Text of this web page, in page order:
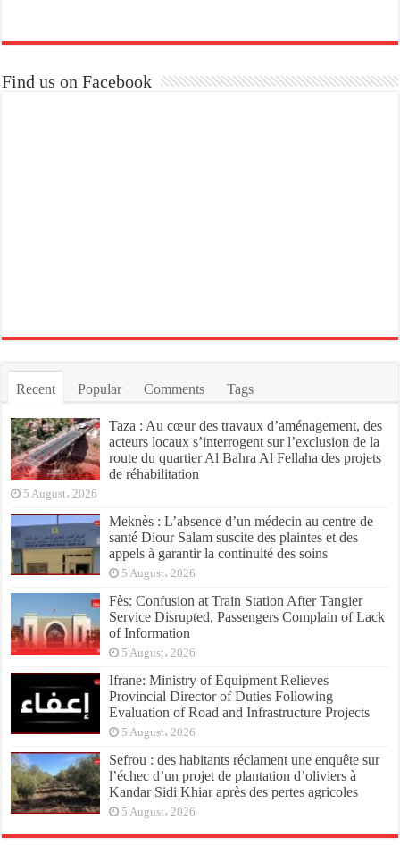
Find us on Facebook
Recent Popular Comments Tags
Taza : Au cœur des travaux d’aménagement, des
acteurs locaux s’interrogent sur l’exclusion de la
route du quartier Al Bahra Al Fellaha des projets
de réhabilitation
5 August، 2026
Meknès : L’absence d’un médecin au centre de
santé Diour Salam suscite des plaintes et des
appels à garantir la continuité des soins
5 August، 2026
Fès: Confusion at Train Station After Tangier
Service Disrupted, Passengers Complain of Lack
of Information
5 August، 2026
Ifrane: Ministry of Equipment Relieves
Provincial Director of Duties Following
Evaluation of Road and Infrastructure Projects
5 August، 2026
Sefrou : des habitants réclament une enquête sur
l’échec d’un projet de plantation d’oliviers à
Kandar Sidi Khiar après des pertes agricoles
5 August، 2026